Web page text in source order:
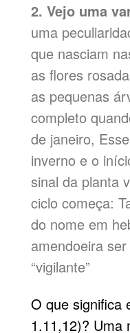
2. Vejo uma
uma
que nasciam
as flores
as pequenas
completo
de janeiro,
inverno e o
sinal da planta
ciclo começa:
do nome em
amendoeira
“vigilante”
O que significa
1.11,12)? Uma